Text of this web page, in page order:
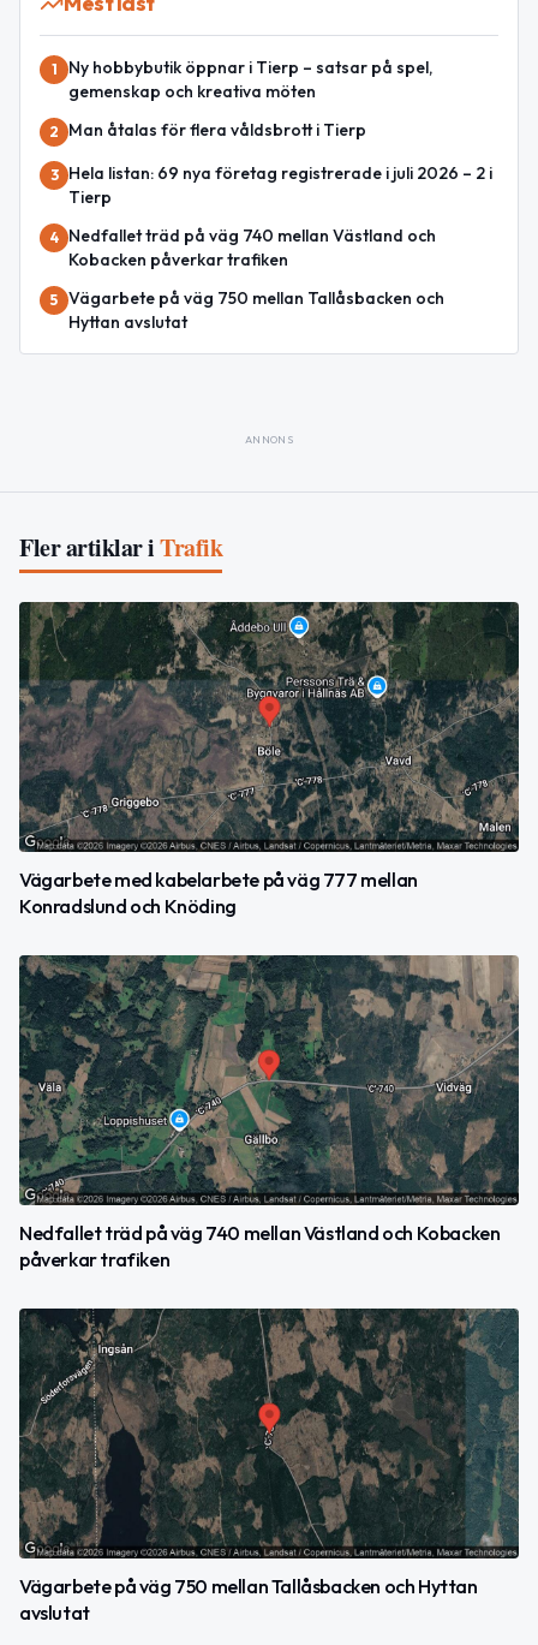
1
Ny hobbybutik öppnar i Tierp – satsar på spel,
gemenskap och kreativa möten
2 Man åtalas för flera våldsbrott i Tierp
3
Hela listan: 69 nya företag registrerade i juli 2026 – 2 i
Tierp
4
Nedfallet träd på väg 740 mellan Västland och
Kobacken påverkar trafiken
5 Vägarbete på väg 750 mellan Tallåsbacken och
Hyttan avslutat
ANNONS
Fler artiklar iTrafik
Vägarbete med kabelarbete på väg 777 mellan
Konradslund och Knöding
Nedfallet träd på väg 740 mellan Västland och Kobacken
påverkar trafiken
Vägarbete på väg 750 mellan Tallåsbacken och Hyttan
avslutat